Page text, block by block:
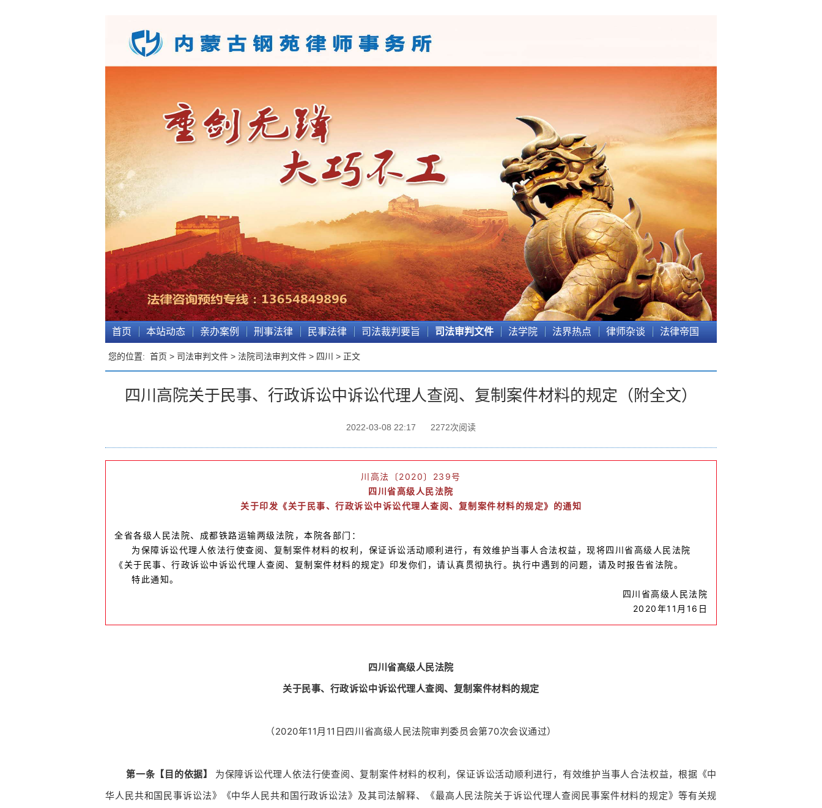
首页 本站动态 亲办案例 刑事法律 民事法律 司法裁判要旨 司法审判文件 法学院 法界热点 律师杂谈 法律帝国
您的位置: 首页 > 司法审判文件 > 法院司法审判文件 > 四川 > 正文
四川高院关于民事、行政诉讼中诉讼代理人查阅、复制案件材料的规定（附全文）
2022-03-08 22:17 2272次阅读
川高法〔2020〕239号
四川省高级人民法院
关于印发《关于民事、行政诉讼中诉讼代理人查阅、复制案件材料的规定》的通知
全省各级人民法院、成都铁路运输两级法院，本院各部门：
为保障诉讼代理人依法行使查阅、复制案件材料的权利，保证诉讼活动顺利进行，有效维护当事人合法权益，现将四川省高级人民法院
《关于民事、行政诉讼中诉讼代理人查阅、复制案件材料的规定》印发你们，请认真贯彻执行。执行中遇到的问题，请及时报告省法院。
特此通知。
四川省高级人民法院
2020年11月16日
四川省高级人民法院
关于民事、行政诉讼中诉讼代理人查阅、复制案件材料的规定
（2020年11月11日四川省高级人民法院审判委员会第70次会议通过）
第一条【目的依据】 为保障诉讼代理人依法行使查阅、复制案件材料的权利，保证诉讼活动顺利进行，有效维护当事人合法权益，根据《中
华人民共和国民事诉讼法》《中华人民共和国行政诉讼法》及其司法解释、《最高人民法院关于诉讼代理人查阅民事案件材料的规定》等有关规